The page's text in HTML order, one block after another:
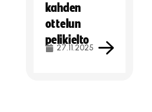
kahden
ottelun
pelikielto
27.11.2025